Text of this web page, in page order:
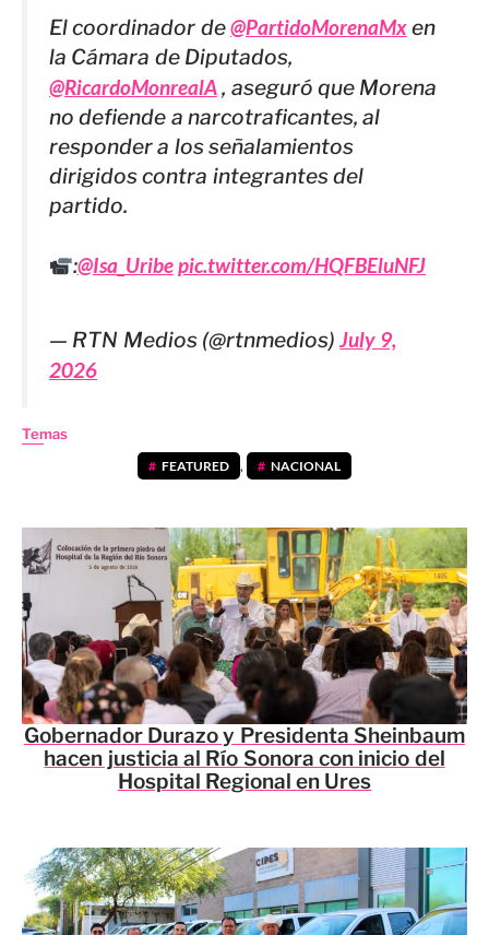
El coordinador de@PartidoMorenaMxen
la Cámara de Diputados,
@RicardoMonrealA, aseguró que Morena
no defiende a narcotraficantes, al
responder a los señalamientos
dirigidos contra integrantes del
partido.
:@Isa_Uribepic.twitter.com/HQFBEluNFJ
— RTN Medios (@rtnmedios)July 9,
2026
Temas
FEATURED , NACIONAL
Gobernador Durazo y Presidenta Sheinbaum
hacen justicia al Río Sonora con inicio del
Hospital Regional en Ures